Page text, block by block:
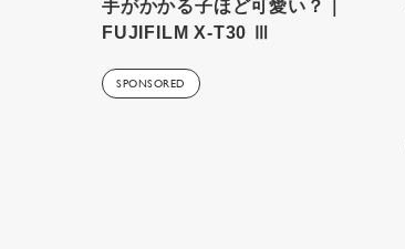
手がかかる子ほど可愛い？｜
FUJIFILM X-T30 Ⅲ
SPONSORED